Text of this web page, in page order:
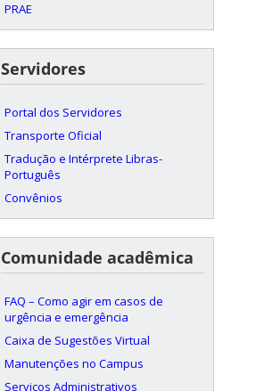
PRAE
Servidores
Portal dos Servidores
Transporte Oficial
Tradução e Intérprete Libras-
Português
Convênios
Comunidade acadêmica
FAQ – Como agir em casos de
urgência e emergência
Caixa de Sugestões Virtual
Manutenções no Campus
Serviços Administrativos